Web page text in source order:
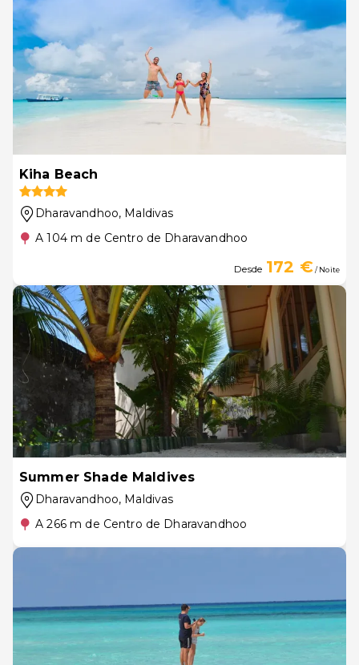
Kiha Beach
Dharavandhoo, Maldivas
A 104 m de Centro de Dharavandhoo
Desde 172 €/ Noite
Summer Shade Maldives
Dharavandhoo, Maldivas
A 266 m de Centro de Dharavandhoo